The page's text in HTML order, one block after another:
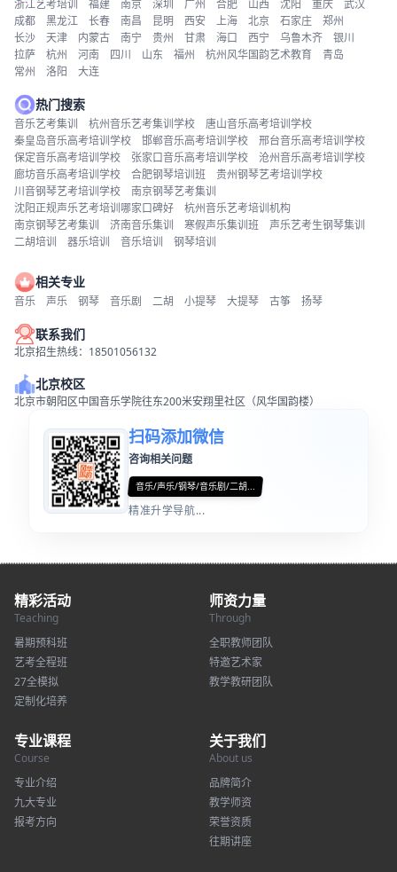
浙江艺考培训 福建 南京 深圳 广州 合肥 山西 沈阳 重庆
武汉
成都
黑龙江 长春 南昌 昆明 西安 上海 北京 石家庄
郑州
长沙
天津 内蒙古 南宁 贵州 甘肃 海口 西宁 乌鲁木齐
银川
拉萨
杭州 河南 四川 山东 福州 杭州风华国韵艺术教育
青岛
常州
洛阳 大连
热门搜索
音乐艺考集训 杭州音乐艺考集训学校
唐山音乐高考培训学校
秦皇岛音乐高考培训学校
邯郸音乐高考培训学校
邢台音乐高考培训学校
保定音乐高考培训学校
张家口音乐高考培训学校
沧州音乐高考培训学校
廊坊音乐高考培训学校
合肥钢琴培训班
贵州钢琴艺考培训学校
川音钢琴艺考培训学校
南京钢琴艺考集训
沈阳正规声乐艺考培训哪家口碑好
杭州音乐艺考培训机构
南京钢琴艺考集训
济南音乐集训 寒假声乐集训班
声乐艺考生钢琴集训
二胡培训
器乐培训 音乐培训 钢琴培训
相关专业
音乐 声乐 钢琴 音乐剧 二胡 小提琴 大提琴 古筝 扬琴
联系我们
北京招生热线：18501056132
北京校区
北京市朝阳区中国音乐学院往东200米安翔里社区（风华国韵楼）
扫码添加微信
咨询相关问题
音乐/声乐/钢琴/音乐剧/二胡...
精准升学导航...
精彩活动
Teaching
暑期预科班
艺考全程班
27全模拟
定制化培养
师资力量
Through
全职教师团队
特邀艺术家
教学教研团队
专业课程
Course
专业介绍
九大专业
报考方向
关于我们
About us
品牌简介
教学师资
荣誉资质
往期讲座